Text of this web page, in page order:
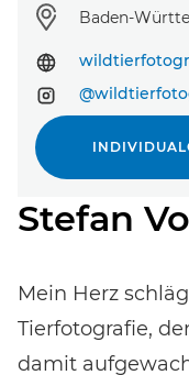
Event-Code hier
Stefan
Mein Herz
Tierfotografie,
damit
Standort:
Baden-